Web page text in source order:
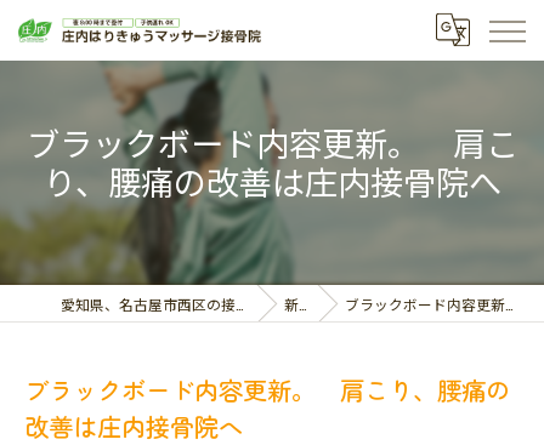
ブラックボード内容更新。 肩こ
り、腰痛の改善は庄内接骨院へ
新着情報 ブラックボード内容更新。 肩こり、腰痛の改善は庄内接骨院へ
ブラックボード内容更新。 肩こり、腰痛の
改善は庄内接骨院へ